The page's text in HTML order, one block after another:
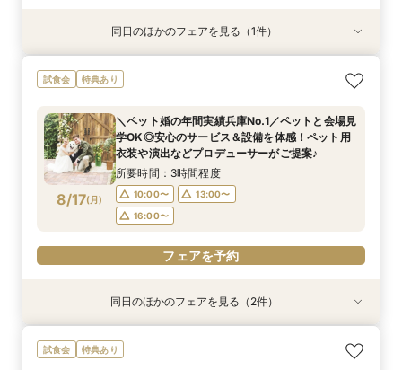
衣装試着 特典あり
8/16(日)
【ドレス重視必見♦ドレス30万円特典】専属ドレ
スコーディネーターによるあなたにぴったりの最
チェック♪
所要時間：3時間程度
9:00〜
14:00〜
16:00〜
フェアを予約
同日のほかのフェアを見る（1件）
試食会 特典あり
8/17(月)
＼ペット婚の年間実績兵庫No.1／ペットと会場見
学OK◎安心のサービス＆設備を体感！ペット用
衣装や演出などプロデューサーがご提案♪
所要時間：3時間程度
10:00〜
13:00〜
16:00〜
フェアを予約
特典あり
100人100通りの結婚式を/ふたりのやりたい！が
見つかる演出なんでも相談会＜来館5万ギフト＆
衣装試着 特典あり
【平日BIG♦来館最大5万ギフト&142万優待】花
嫁体験*挙式体験＆最新ブランドドレス試着×人
同日のほかのフェアを見る（2件）
試食会 特典あり